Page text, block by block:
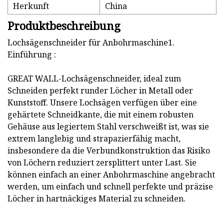
Herkunft
China
Produktbeschreibung
Lochsägenschneider für Anbohrmaschine1.
Einführung :
GREAT WALL-Lochsägenschneider, ideal zum
Schneiden perfekt runder Löcher in Metall oder
Kunststoff. Unsere Lochsägen verfügen über eine
gehärtete Schneidkante, die mit einem robusten
Gehäuse aus legiertem Stahl verschweißt ist, was sie
extrem langlebig und strapazierfähig macht,
insbesondere da die Verbundkonstruktion das Risiko
von Löchern reduziert zersplittert unter Last. Sie
können einfach an einer Anbohrmaschine angebracht
werden, um einfach und schnell perfekte und präzise
Löcher in hartnäckiges Material zu schneiden.